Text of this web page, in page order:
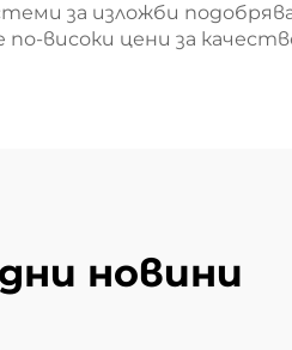
за изложби
високи цени за
новини